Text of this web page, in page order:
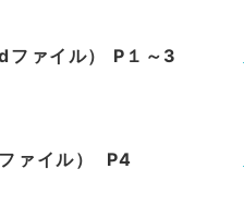
ァイル） P１～3
ァイル） P4